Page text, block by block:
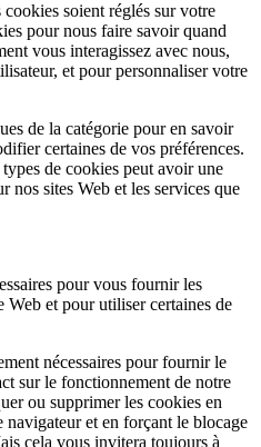
soient réglés sur votre
pour nous faire savoir quand
vous interagissez avec nous,
et pour personnaliser votre
de la catégorie pour en savoir
certaines de vos préférences.
de cookies peut avoir une
nos sites Web et les services que
pour vous fournir les
Web et pour utiliser certaines de
nécessaires pour fournir le
sur le fonctionnement de notre
ou supprimer les cookies en
et en forçant le blocage
cela vous invitera toujours à